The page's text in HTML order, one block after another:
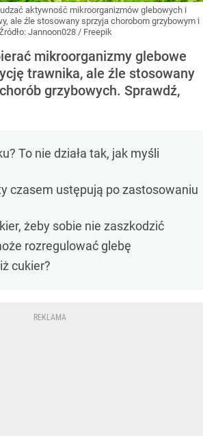
aktywność mikroorganizmów glebowych i
ale źle stosowany sprzyja chorobom grzybowym i
Jannoon028 / Freepik
mikroorganizmy glebowe
trawnika, ale źle stosowany
grzybowych. Sprawdź,
To nie działa tak, jak myśli
czasem ustępują po zastosowaniu
żeby sobie nie zaszkodzić
rozregulować glebę
cukier?